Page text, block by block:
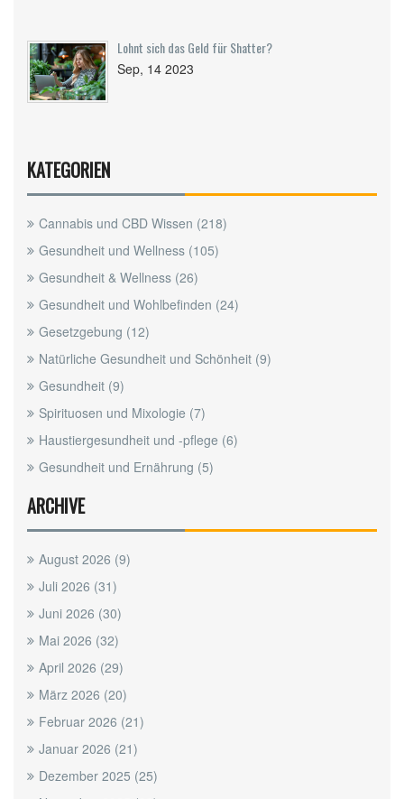
Lohnt sich das Geld für Shatter?
Sep, 14 2023
KATEGORIEN
Cannabis und CBD Wissen (218)
Gesundheit und Wellness (105)
Gesundheit & Wellness (26)
Gesundheit und Wohlbefinden (24)
Gesetzgebung (12)
Natürliche Gesundheit und Schönheit (9)
Gesundheit (9)
Spirituosen und Mixologie (7)
Haustiergesundheit und -pflege (6)
Gesundheit und Ernährung (5)
ARCHIVE
August 2026 (9)
Juli 2026 (31)
Juni 2026 (30)
Mai 2026 (32)
April 2026 (29)
März 2026 (20)
Februar 2026 (21)
Januar 2026 (21)
Dezember 2025 (25)